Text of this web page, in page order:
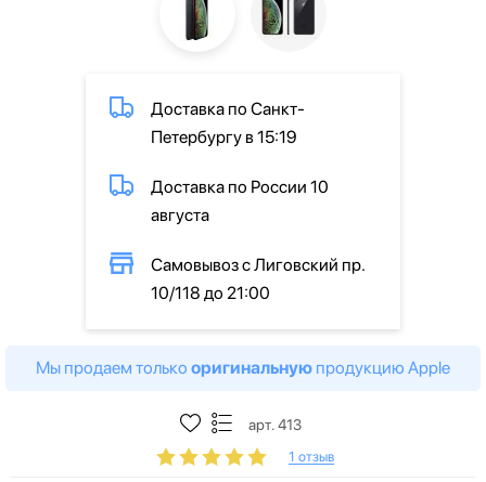
Доставка по Санкт-
Петербургу в 15:19
Доставка по России 10
августа
Самовывоз с Лиговский пр.
10/118 до 21:00
Мы продаем только оригинальную продукцию Apple
арт. 413
1 отзыв